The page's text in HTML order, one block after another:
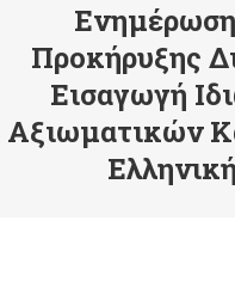
Προκήρυξης
Εισαγωγή
Αξιωματικών